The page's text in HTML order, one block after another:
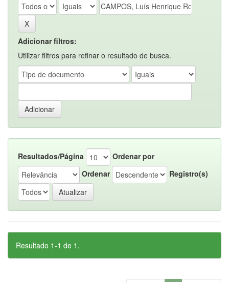
Adicionar filtros:
Utilizar filtros para refinar o resultado de busca.
Resultados/Página
Ordenar por
Ordenar
Registro(s)
Resultado 1-1 de 1.